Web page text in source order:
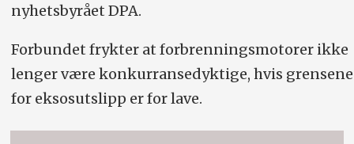
nyhetsbyrået DPA.
Forbundet frykter at forbrenningsmotorer ikke
lenger være konkurransedyktige, hvis grensene
for eksosutslipp er for lave.